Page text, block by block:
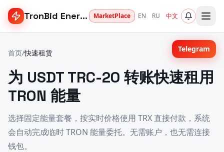
TronBid Energy MarketPlace EN RU 中文
首页/快速租赁
为 USDT TRC-20 转账快速租用
TRON 能量
选择固定能量套餐，按实时价格使用 TRX 直接付款，系统
会自动完成临时 TRON 能量委托。无需账户，也无需连接
钱包。
Telegram